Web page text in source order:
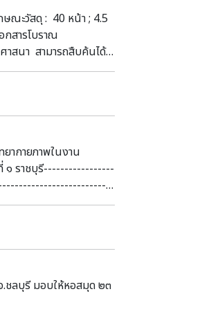
าญปรปักษ์ศตรูนู พระ
ตนสมเด็จพระ(มหา)
าวาสอาสน์อันดีมีชื่อศรี
าช ๗๖๕ ในปีมะแมแปร
ธานทรงระฆังขนาด
ำเป็นซุ้มจระนำ
ไปคล้ายกรวยแหลม
. ฐานเจดีย์ราย ๔ ฐาน
เมตร ล้อมรอบพื้นที่วัดที่
ยานประวัติศาสตร์
ษณะวัสดุ : 40 หน้า ; 4.5
อกสารโบราณ
นา สามารถสืบค้นได้ที่
ากายภาพในงาน
๑ ราชบุรี-----------------
.ชลบุรี มอบให้หอสมุด ๒๓